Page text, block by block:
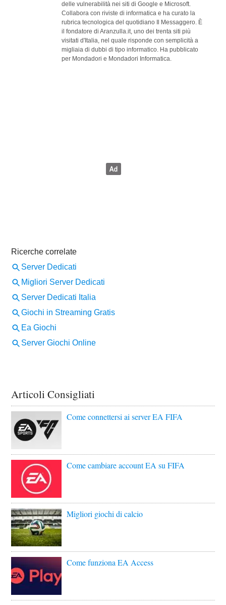
delle vulnerabilità nei siti di Google e Microsoft.
Collabora con riviste di informatica e ha curato la
rubrica tecnologica del quotidiano Il Messaggero. È
il fondatore di Aranzulla.it, uno dei trenta siti più
visitati d'Italia, nel quale risponde con semplicità a
migliaia di dubbi di tipo informatico. Ha pubblicato
per Mondadori e Mondadori Informatica.
Articoli Consigliati
Come connettersi ai server EA FIFA
Come cambiare account EA su FIFA
Migliori giochi di calcio
Come funziona EA Access